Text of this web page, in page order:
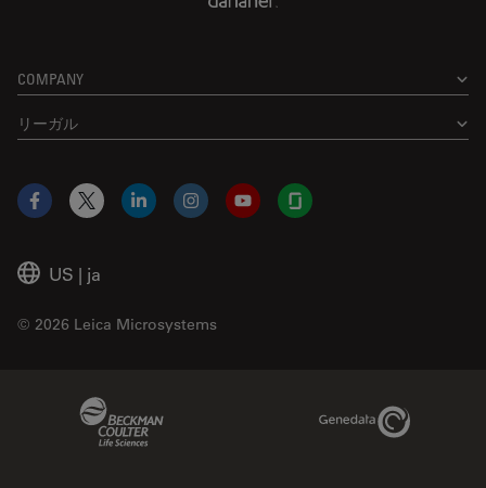
COMPANY
リーガル
US | ja
© 2026 Leica Microsystems
Facebook
X LinkedInInstagramYouTubeGlassdoor
Genedata Link